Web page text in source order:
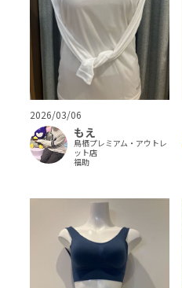
2026/03/06
もえ
鳥栖プレミアム・アウトレ
ット店
福助